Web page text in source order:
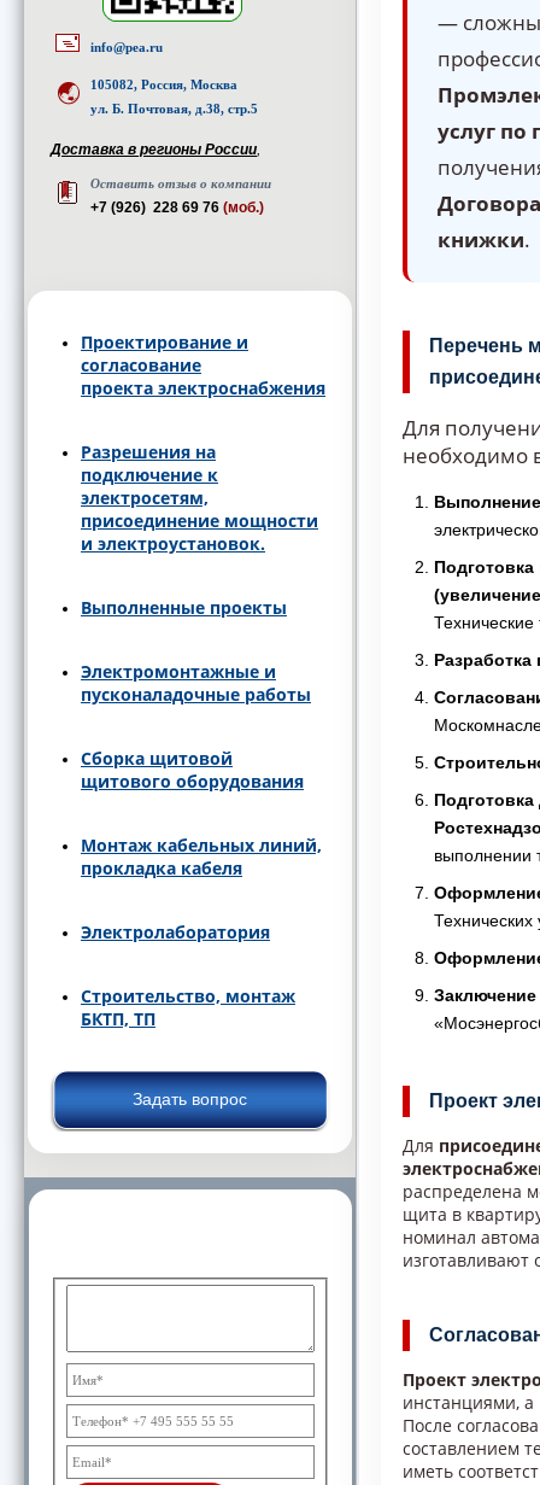
info@pea.ru
105082, Россия, Москва
ул. Б. Почтовая, д.38, стр.5
Доставка в регионы России,
Оставить отзыв о компании
+7 (926) 228 69 76 (моб.)
Проектирование и
согласование
проекта электроснабжения
Разрешения на
подключение к
электросетям,
присоединение мощности
и электроустановок.
Выполненные проекты
Электромонтажные и
пусконаладочные работы
Сборка щитовой
щитового оборудования
Монтаж кабельных линий,
прокладка кабеля
Электролаборатория
Строительство, монтаж
БКТП, ТП
Задать вопрос
—
услуг
книжки.
Перечень
Для
необходимо
Подготовка
Разработка
выполнении
Технических
Проект
Для
распределена
щита в
номинал
Проект
инстанциями,
После
составлением
иметь